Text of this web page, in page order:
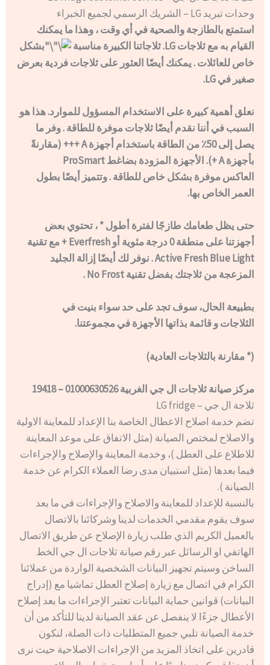
وحدات تبريد LG – الشريك الرسمي لجميع الخبراء
استمتع بالطازجة والصحية في أي وقت ، وهذا ما يمكنك
القيام به مع ثلاجات LG. ثلاجاتنا الكبيرة مناسبة
بشكل
خاص للعائلات . يمكنك أيضًا العثور على ثلاجات فردية بعرض
صغير في LG.
نعلق أهمية كبيرة على الاستخدام المسؤول للموارد. هذا هو
السبب في أننا نقدم أيضًا ثلاجات موفرة للطاقة . وفر ما
يصل إلى 50٪ من الطاقة باستخدام أجهزة A +++ (مقارنةً
بأجهزة A +). الأجهزة المزودة بضاغط ProSmart
العاكس موفرة بشكل خاص للطاقة . وتتميز أيضًا بطول
العمر الخاص بها.
حتى يظل طعامك طازجًا لفترة أطول * ، تحتوي بعض
أجهزتنا على منطقة 0 درجة مئوية أو Everfresh + مع تقنية
Active Fresh Blue Light . نوفر لك أيضًا إزالة الجليد
المزعجة من ثلاجتك بفضل تقنية No Frost .
بطبيعة الحال، سوف تجد على حد سواء بنيت في
الثلاجات و قائمة بذاتها الأجهزة في مجموعتنا.
(* مقارنة بالثلاجات العادية)
مركز صيانة ثلاجات ال جي الغربية 01000630526 – 19418
ثلاجة ال جي – LG fridge
تضم خدمة اصلاح الاعطال الخاصة بنا الإعداد للمعاينة الاولية
والاصلاح لمختص الصيانة (مثل الاتفاق على موعد المعاينة
للاطلاع على العطل )، وخدمة المعاينة والإصلاح والإجراءات
فيما بعدها (مثل استبيان مدى رضا العملاء الكرام عن خدمة
الصيانة ).
بالنسبة للإعداد للمعاينة والاصلاح والإجراءات في ما بعد
سوف يقوم مقدمي الخدمات لدينا وشركائنا بالاتصال
بالعميل الكريم الذي طلب زيارة الإصلاح عن طريق الاتصال
الهاتفي او الرسائل عبر رقم صيانة ثلاجات ال جي الخط
الساخن وسيتم تجهيز البيانات الشخصية الواردة من عملائنا
الكرام في اتصال مع زيارة إصلاح العطل تماشيا مع (إدراج
البيانات) قوانين حماية البيانات تعتبر الإجراءات ما بعد إصلاح
الأعطال جزءًا لا ينفصل عن عقد الصيانة لدينا للتأكد من أن
خدمة الصيانة تلبي جميع المتطلبات ذات الصلة، لنكون
قادرين على اتخاذ المزيد من الإجراءات الاصلاحية حيث نرى